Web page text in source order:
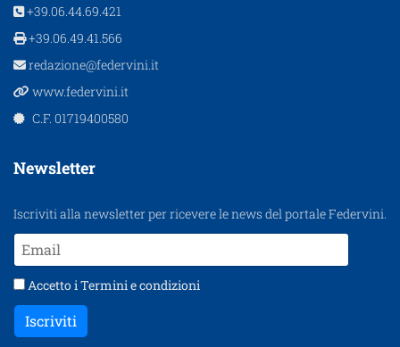
+39.06.44.69.421
+39.06.49.41.566
redazione@federvini.it
www.federvini.it
C.F. 01719400580
Newsletter
Iscriviti alla newsletter per ricevere le news del portale Federvini.
Accetto iTermini e condizioni
Iscriviti